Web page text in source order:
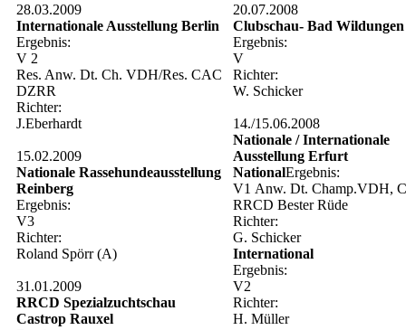
28.03.2009
Internationale Ausstellung Berlin
Ergebnis:
V 2
Res. Anw. Dt. Ch. VDH/Res. CAC
DZRR
Richter:
J.Eberhardt
15.02.2009
Nationale Rassehundeausstellung
Reinberg
Ergebnis:
V3
Richter:
Roland Spörr (A)
31.01.2009
RRCD Spezialzuchtschau
Castrop Rauxel
20.07.2008
Clubschau- Bad Wildungen
Ergebnis:
V
Richter:
W. Schicker
14./15.06.2008
Nationale / Internationale
Ausstellung Erfurt
NationalErgebnis:
V1 Anw. Dt. Champ.VDH,
RRCD Bester Rüde
Richter:
G. Schicker
International
Ergebnis:
V2
Richter:
H. Müller